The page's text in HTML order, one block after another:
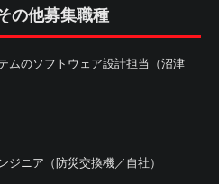
の他募集職種
ムのソフトウェア設計担当（沼津
ジニア（防災交換機／自社）